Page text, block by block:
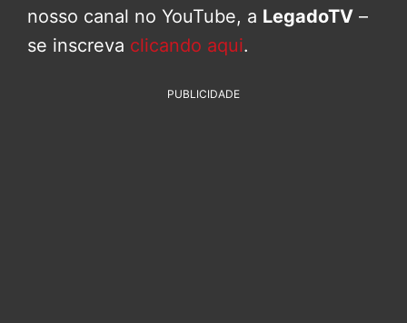
nosso canal no YouTube, a LegadoTV –
se inscreva clicando aqui.
PUBLICIDADE